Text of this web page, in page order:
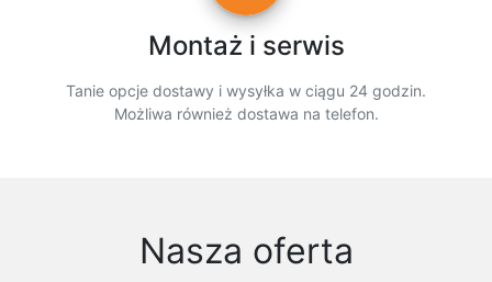
Montaż i serwis
Tanie opcje dostawy i wysyłka w ciągu 24 godzin.
Możliwa również dostawa na telefon.
Nasza oferta